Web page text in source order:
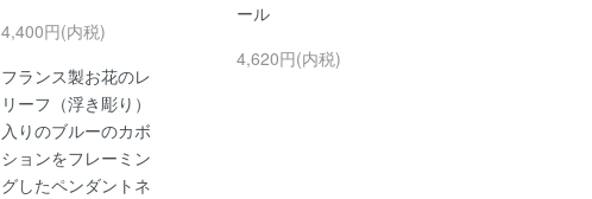
4,400円(内税)
フランス製お花のレ
リーフ（浮き彫り）
入りのブルーのカボ
ションをフレーミン
グしたペンダントネ
ール
4,620円(内税)